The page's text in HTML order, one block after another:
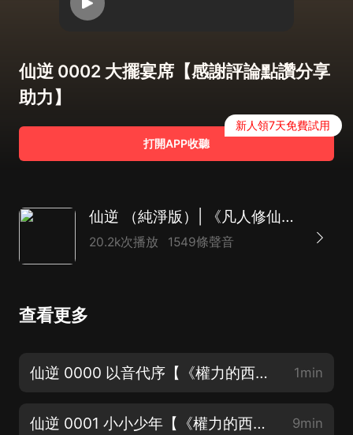
仙逆 0002 大擺宴席【感謝評論點讚分享
助力】
打開APP收聽
新人領7天免費試用
仙逆 （純淨版）| 《凡人修仙傳》同款仙俠 | 耳根大神
20.2k次播放 1549條聲音
查看更多
仙逆 0000 以音代序【《權力的西遊》新書上架！】 1min
仙逆 0001 小小少年【《權力的西遊》新書上架！】 9min